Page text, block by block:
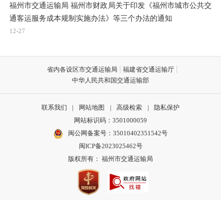
福州市交通运输局 福州市财政局关于印发《福州市城市公共交
通客运服务成本规制实施办法》等三个办法的通知
12-27
省内各设区市交通运输局
福建省交通运输厅
中华人民共和国交通运输部
联系我们 | 网站地图 | 高级检索 |
隐私保护
网站标识码：3501000059
闽公网备案号：35010402351542号
闽ICP备2023025462号
版权所有： 福州市交通运输局